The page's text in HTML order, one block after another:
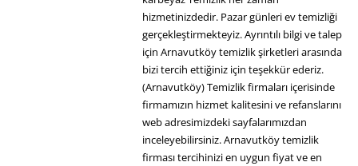
hizmetinizdedir. Pazar günleri ev temizliği
gerçekleştirmekteyiz. Ayrıntılı bilgi ve talep
için Arnavutköy temizlik şirketleri arasında
bizi tercih ettiğiniz için teşekkür ederiz.
(Arnavutköy) Temizlik firmaları içerisinde
firmamızın hizmet kalitesini ve refanslarını
web adresimizdeki sayfalarımızdan
inceleyebilirsiniz. Arnavutköy temizlik
firması tercihinizi en uygun fiyat ve en